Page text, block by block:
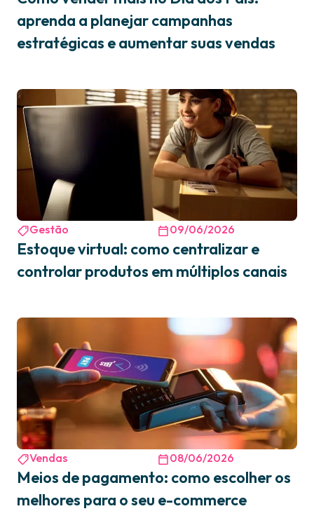
aprenda a planejar campanhas
estratégicas e aumentar suas vendas
Gestão 09/06/2026
Estoque virtual: como centralizar e
controlar produtos em múltiplos canais
Vendas 08/06/2026
Meios de pagamento: como escolher os
melhores para o seu e-commerce